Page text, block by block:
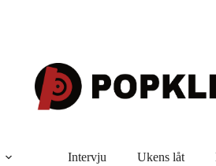
Intervju Ukens låt